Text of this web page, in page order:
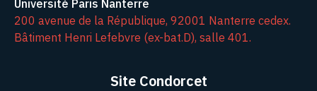
Université Paris Nanterre
200 avenue de la République, 92001 Nanterre cedex.
Bâtiment Henri Lefebvre (ex-bat.D), salle 401.
Site Condorcet